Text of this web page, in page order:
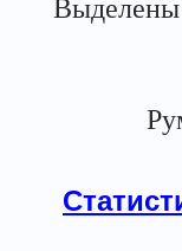
Выделены